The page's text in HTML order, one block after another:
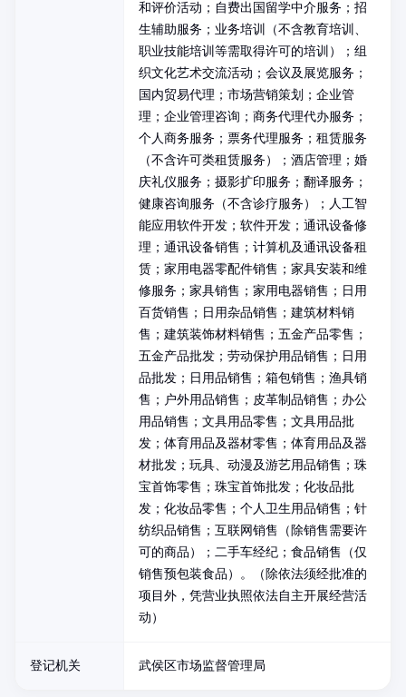
和评价活动；自费出国留学中介服务；招
生辅助服务；业务培训（不含教育培训、
职业技能培训等需取得许可的培训）；组
织文化艺术交流活动；会议及展览服务；
国内贸易代理；市场营销策划；企业管
理；企业管理咨询；商务代理代办服务；
个人商务服务；票务代理服务；租赁服务
（不含许可类租赁服务）；酒店管理；婚
庆礼仪服务；摄影扩印服务；翻译服务；
健康咨询服务（不含诊疗服务）；人工智
能应用软件开发；软件开发；通讯设备修
理；通讯设备销售；计算机及通讯设备租
赁；家用电器零配件销售；家具安装和维
修服务；家具销售；家用电器销售；日用
百货销售；日用杂品销售；建筑材料销
售；建筑装饰材料销售；五金产品零售；
五金产品批发；劳动保护用品销售；日用
品批发；日用品销售；箱包销售；渔具销
售；户外用品销售；皮革制品销售；办公
用品销售；文具用品零售；文具用品批
发；体育用品及器材零售；体育用品及器
材批发；玩具、动漫及游艺用品销售；珠
宝首饰零售；珠宝首饰批发；化妆品批
发；化妆品零售；个人卫生用品销售；针
纺织品销售；互联网销售（除销售需要许
可的商品）；二手车经纪；食品销售（仅
销售预包装食品）。（除依法须经批准的
项目外，凭营业执照依法自主开展经营活
动）
登记机关 武侯区市场监督管理局